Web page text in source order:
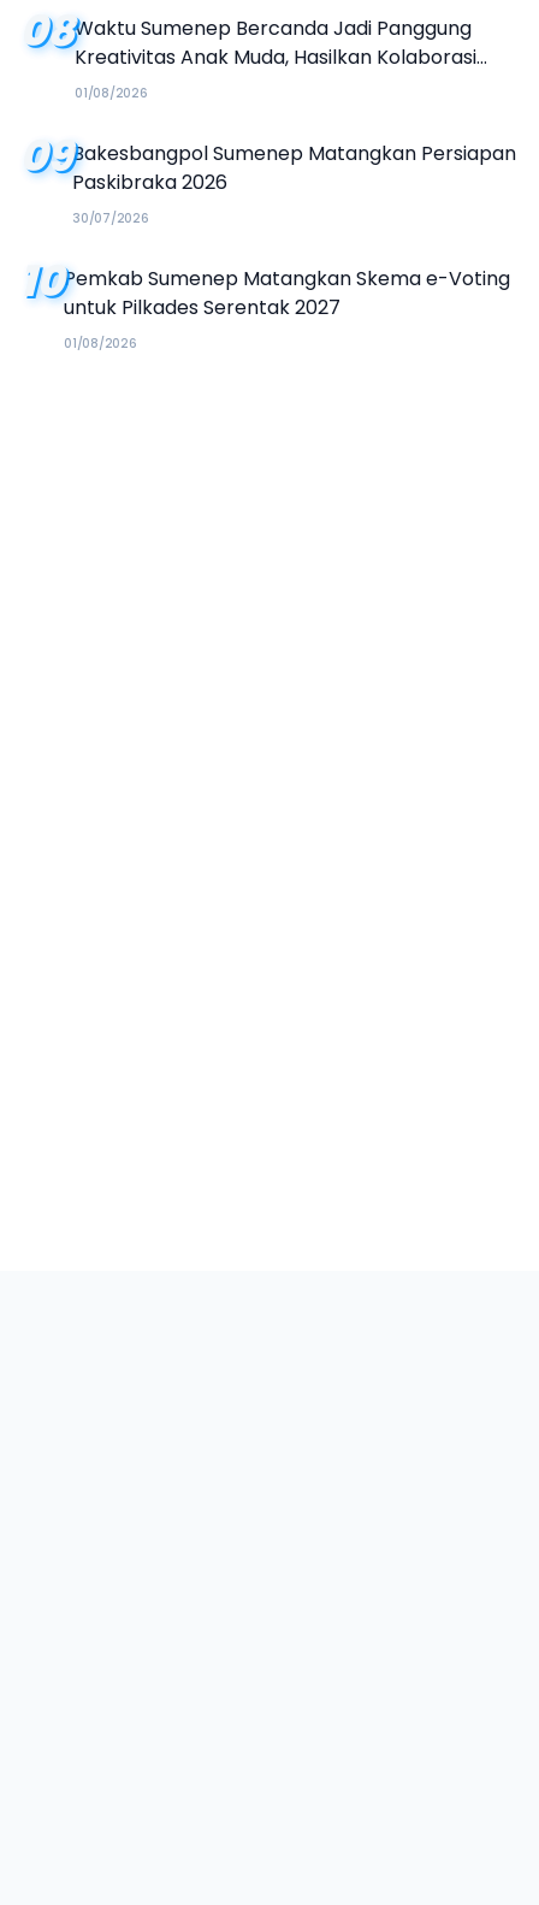
08Waktu Sumenep Bercanda Jadi Panggung
Kreativitas Anak Muda, Hasilkan Kolaborasi
Industri Kreatif
01/08/2026
09Bakesbangpol Sumenep Matangkan Persiapan
Paskibraka 2026
30/07/2026
10Pemkab Sumenep Matangkan Skema e-Voting
untuk Pilkades Serentak 2027
01/08/2026